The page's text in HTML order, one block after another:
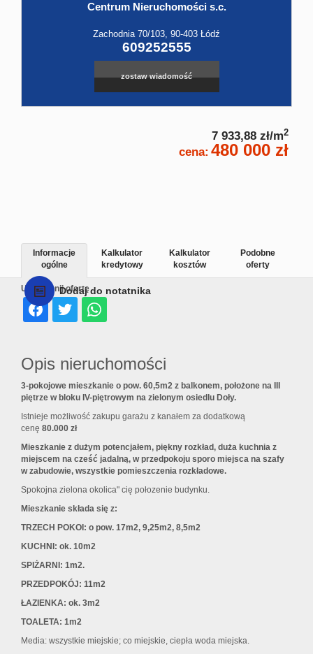
Centrum Nieruchomości s.c.
Zachodnia 70/103, 90-403 Łódź
609252555
zostaw wiadomość
7 933,88 zł/m2
cena: 480 000 zł
Dodaj do notatnika
Udostępnij ofertę
Informacje
ogólne
Kalkulator
kredytowy
Kalkulator
kosztów
Podobne
oferty
Opis nieruchomości
3-pokojowe mieszkanie o pow. 60,5m2 z balkonem, położone na III
piętrze w bloku IV-piętrowym na zielonym osiedlu Doły.
Istnieje możliwość zakupu garażu z kanałem za dodatkową
cenę 80.000 zł
Mieszkanie z dużym potencjałem, piękny rozkład, duża kuchnia z
miejscem na cześć jadalną, w przedpokoju sporo miejsca na szafy
w zabudowie, wszystkie pomieszczenia rozkładowe.
Spokojna zielona okolica" cię połozenie budynku.
Mieszkanie składa się z:
TRZECH POKOI: o pow. 17m2, 9,25m2, 8,5m2
KUCHNI: ok. 10m2
SPIŻARNI: 1m2.
PRZEDPOKÓJ: 11m2
ŁAZIENKA: ok. 3m2
TOALETA: 1m2
Media: wszystkie miejskie; co miejskie, ciepła woda miejska.